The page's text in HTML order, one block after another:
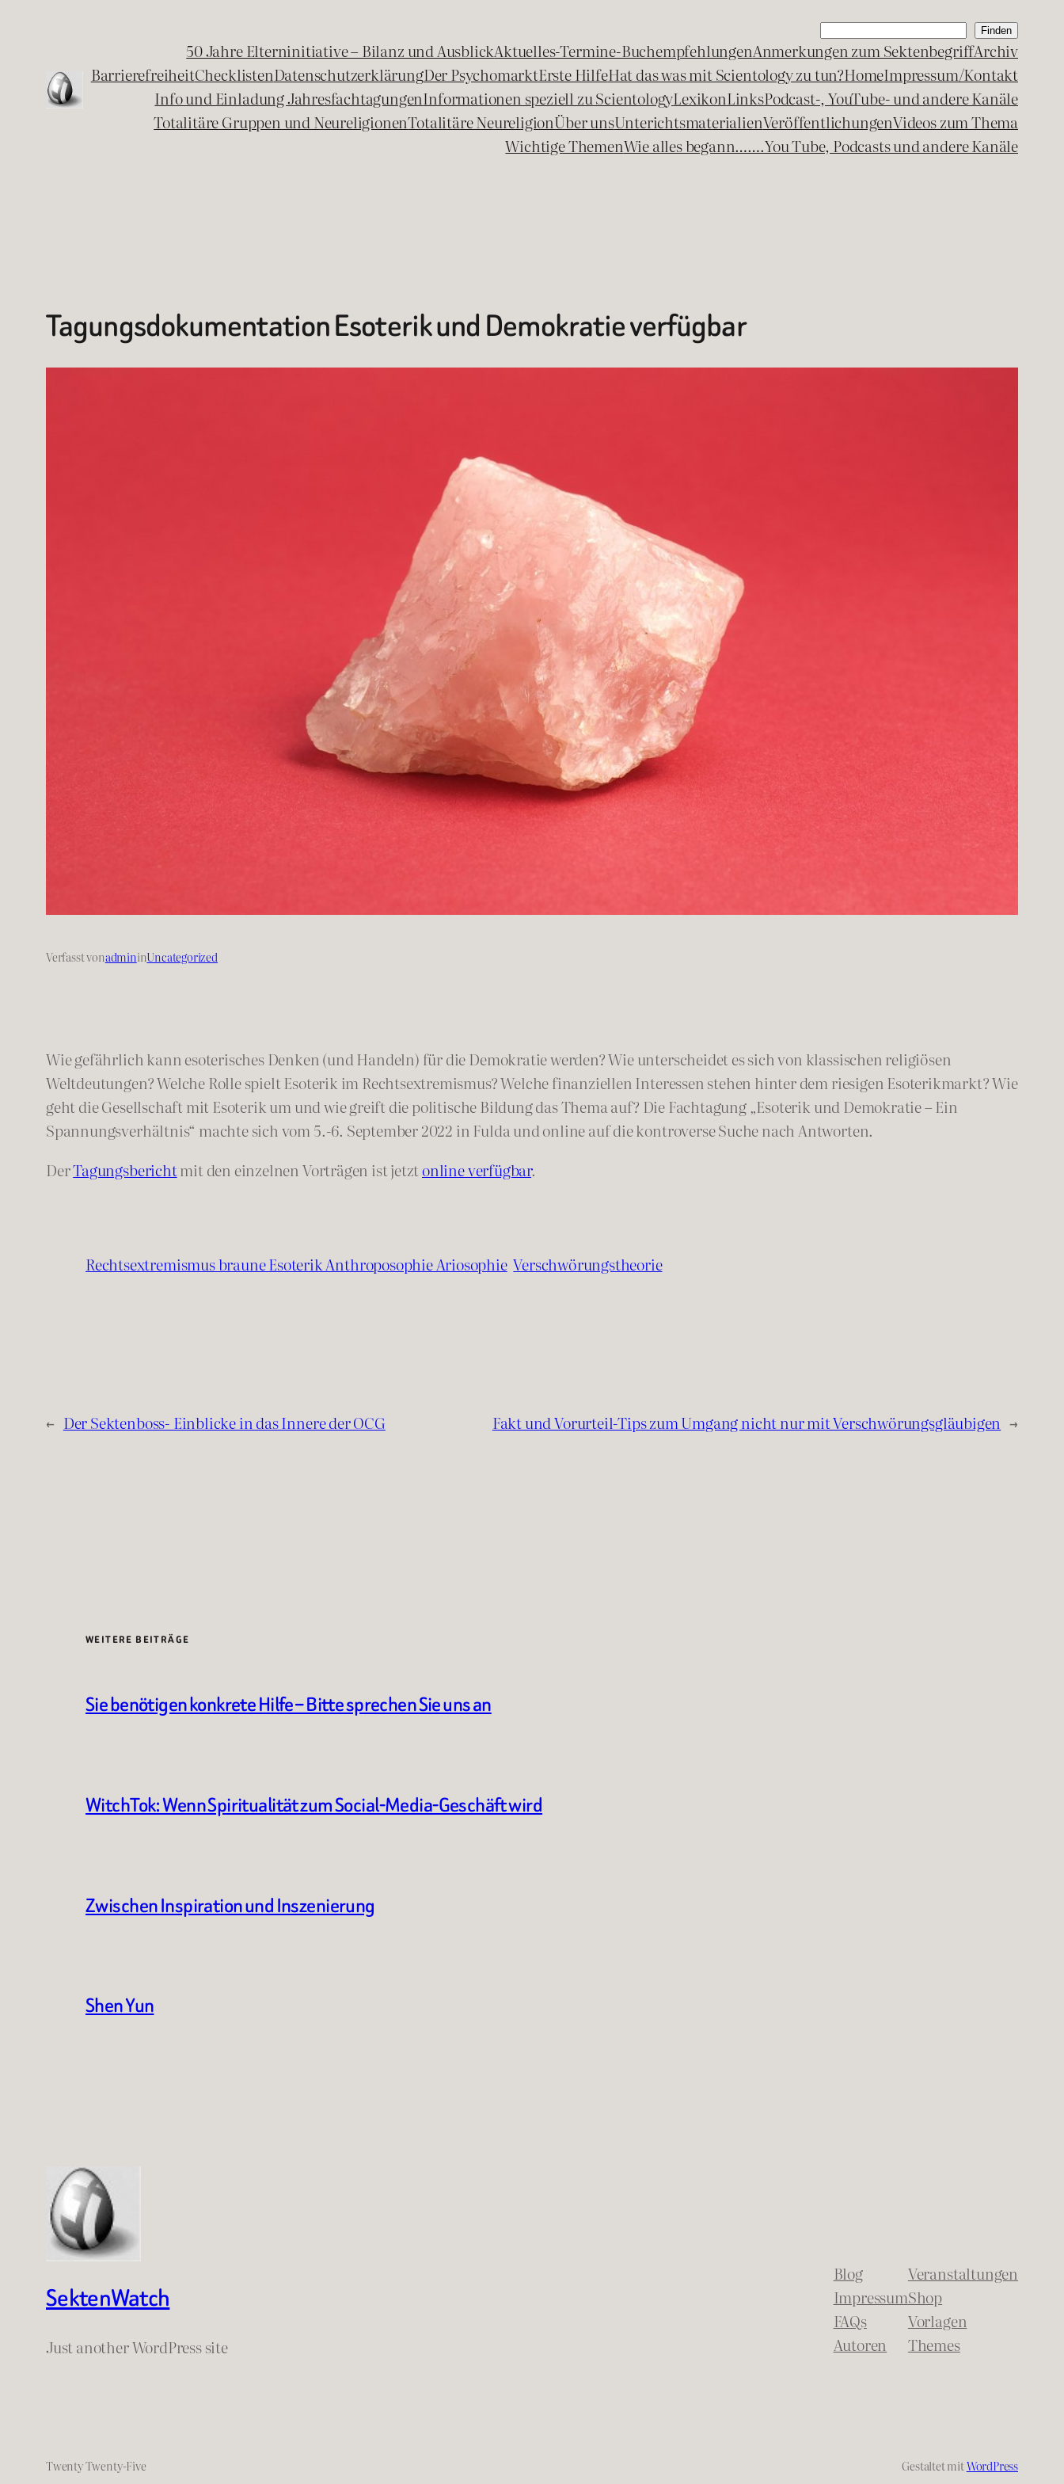
Suchen Finden
50 Jahre Elterninitiative – Bilanz und AusblickAktuelles-Termine-BuchempfehlungenAnmerkungen zum SektenbegriffArchiv
BarrierefreiheitChecklistenDatenschutzerklärungDer PsychomarktErste HilfeHat das was mit Scientology zu tun?HomeImpressum/Kontakt
Info und Einladung JahresfachtagungenInformationen speziell zu ScientologyLexikonLinksPodcast-, YouTube- und andere Kanäle
Totalitäre Gruppen und NeureligionenTotalitäre NeureligionÜber unsUnterichtsmaterialienVeröffentlichungenVideos zum Thema
Wichtige ThemenWie alles begann…….You Tube, Podcasts und andere Kanäle
Tagungsdokumentation Esoterik und Demokratie verfügbar
Verfasst vonadmininUncategorized
Wie gefährlich kann esoterisches Denken (und Handeln) für die Demokratie werden? Wie unterscheidet es sich von klassischen religiösen
Weltdeutungen? Welche Rolle spielt Esoterik im Rechtsextremismus? Welche finanziellen Interessen stehen hinter dem riesigen Esoterikmarkt? Wie
geht die Gesellschaft mit Esoterik um und wie greift die politische Bildung das Thema auf? Die Fachtagung „Esoterik und Demokratie – Ein
Spannungsverhältnis“ machte sich vom 5.-6. September 2022 in Fulda und online auf die kontroverse Suche nach Antworten.
DerTagungsberichtmit den einzelnen Vorträgen ist jetztonline verfügbar.
Rechtsextremismus braune Esoterik Anthroposophie Ariosophie Verschwörungstheorie
← Der Sektenboss- Einblicke in das Innere der OCG Fakt und Vorurteil-Tips zum Umgang nicht nur mit Verschwörungsgläubigen →
WEITERE BEITRÄGE
Sie benötigen konkrete Hilfe – Bitte sprechen Sie uns an
WitchTok: Wenn Spiritualität zum Social-Media-Geschäft wird
Zwischen Inspiration und Inszenierung
Shen Yun
SektenWatch
Just another WordPress site
Blog
Impressum
FAQs
Autoren
Veranstaltungen
Shop
Vorlagen
Themes
Twenty Twenty-Five Gestaltet mitWordPress